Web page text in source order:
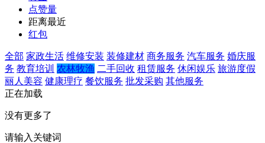
点赞量
距离最近
红包
全部 家政生活 维修安装 装修建材 商务服务 汽车服务 婚庆服
务 教育培训 农林牧渔 二手回收 租赁服务 休闲娱乐 旅游度假
丽人美容 健康理疗 餐饮服务 批发采购 其他服务
正在加载
没有更多了
请输入关键词